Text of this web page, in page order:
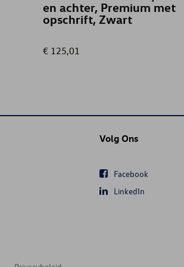
en achter, Premium met
opschrift, Zwart
€ 125,01
Volg Ons
Facebook
LinkedIn